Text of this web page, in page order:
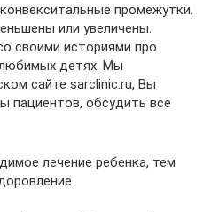
промежутки.
или увеличены.
своими историями про
детях. Мы
сайте sarclinic.ru, Вы
пациентов, обсудить все
лечение ребенка, тем